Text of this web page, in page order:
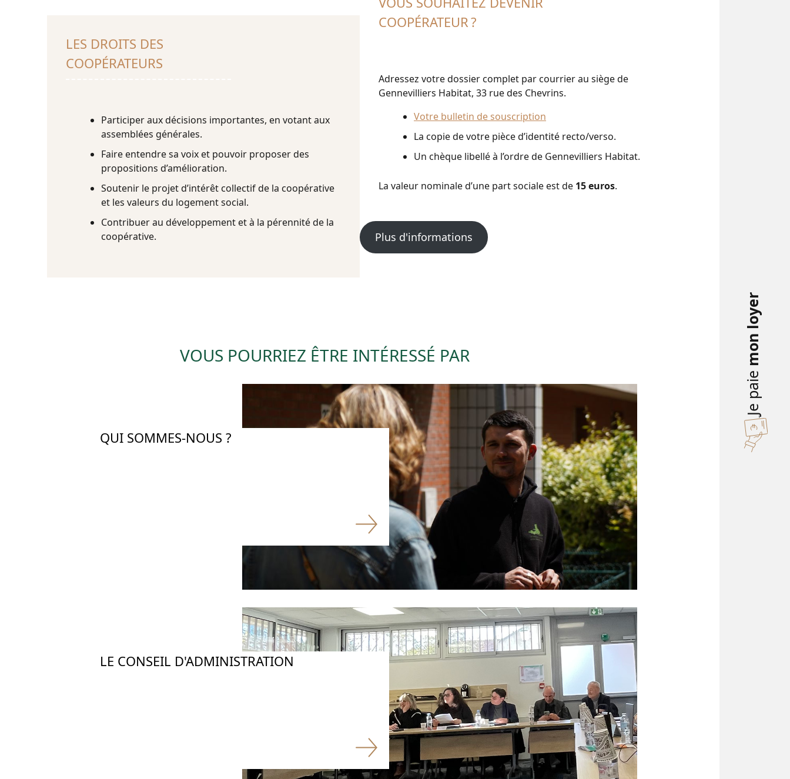
Je paie
mon loyer
LES DROITS DES
COOPÉRATEURS
Participer aux décisions importantes, en votant aux
assemblées générales.
Faire entendre sa voix et pouvoir proposer des
propositions d’amélioration.
Soutenir le projet d’intérêt collectif de la coopérative
et les valeurs du logement social.
Contribuer au développement et à la pérennité de la
coopérative.
COOPÉRATEUR ?
Adressez votre dossier complet par courrier au siège de
Gennevilliers Habitat, 33 rue des Chevrins.
Votre bulletin de souscription
La copie de votre pièce d’identité recto/verso.
Un chèque libellé à l’ordre de Gennevilliers Habitat.
La valeur nominale d’une part sociale est de 15 euros.
Plus d'informations
VOUS POURRIEZ ÊTRE INTÉRESSÉ PAR
QUI SOMMES-NOUS ?
LE CONSEIL D'ADMINISTRATION